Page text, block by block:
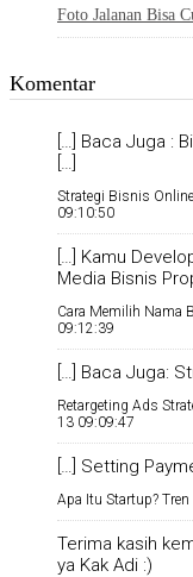
Foto Jalanan Bisa
Komentar
[…] Baca Juga :
Strategi Bisnis
09:10:50
[…] Kamu
Media Bisnis
Cara Memilih Nama
09:12:39
[…] Baca Juga:
Retargeting Ads
13 09:09:47
[…] Setting
Apa Itu Startup?
Terima kasih
ya Kak Adi :)